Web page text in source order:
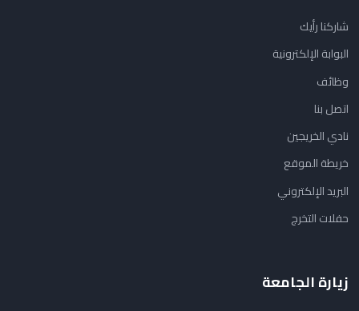
شاركنا رأيك
البوابة الإلكترونية
وظائف
اتصل بنا
نادي الخريجين
خريطة الموقع
البريد الإلكتروني
حفلات التخرج
زيارة الجامعة